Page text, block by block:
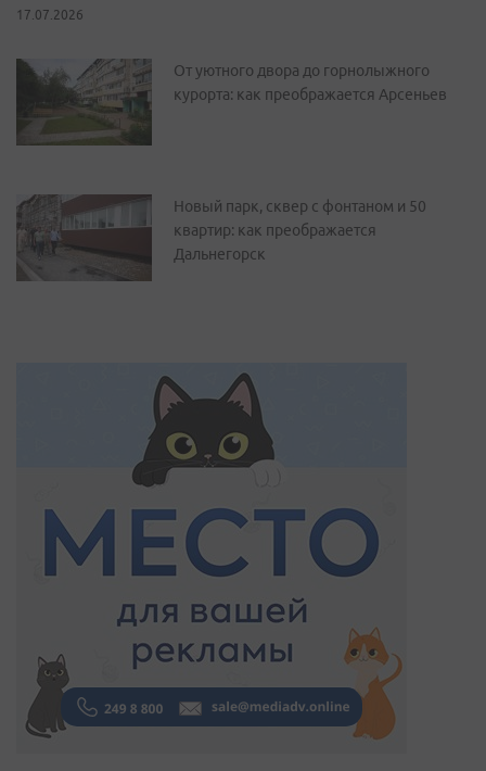
17.07.2026
От уютного двора до горнолыжного
курорта: как преображается Арсеньев
Новый парк, сквер с фонтаном и 50
квартир: как преображается
Дальнегорск